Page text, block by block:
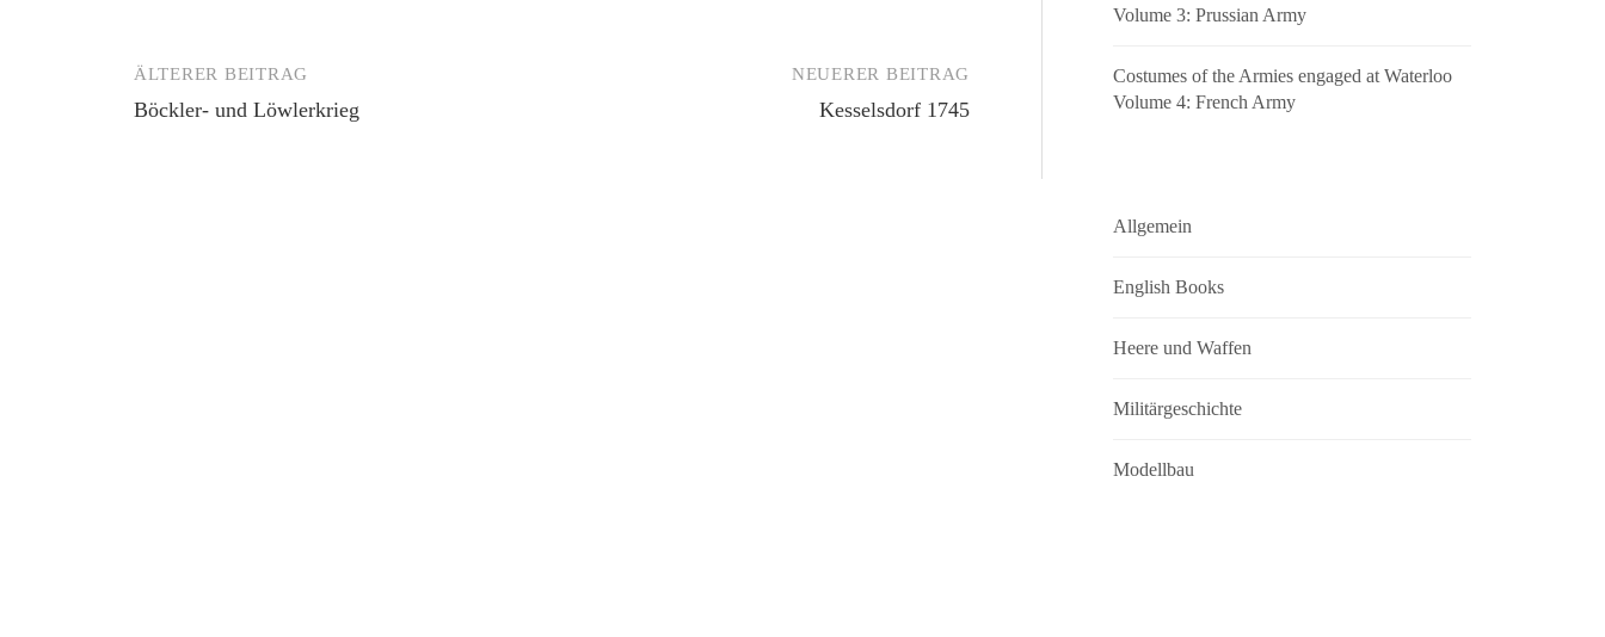
Beitrags-
ÄLTERER BEITRAG
Böckler- und Löwlerkrieg
NEUERER BEITRAG
Kesselsdorf 1745
Volume 3: Prussian Army
Costumes of the Armies engaged at Waterloo
Volume 4: French Army
Allgemein
English Books
Heere und Waffen
Militärgeschichte
Modellbau